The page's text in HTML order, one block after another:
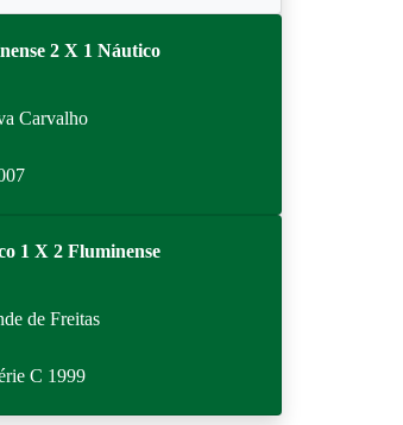
2 X 1 Náutico
Carvalho
1 X 2 Fluminense
de Freitas
C 1999